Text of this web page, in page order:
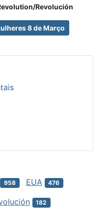
Revolución
8 de Março
958 EUA 476
182